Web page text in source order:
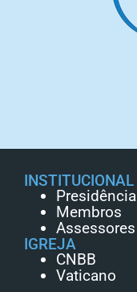
INSTITUCIONAL
Presidência
Membros
Assessores
IGREJA
CNBB
Vaticano